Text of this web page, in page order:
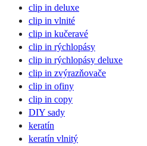
clip in deluxe
clip in vlnité
clip in kučeravé
clip in rýchlopásy
clip in rýchlopásy deluxe
clip in zvýrazňovače
clip in ofiny
clip in copy
DIY sady
keratín
keratín vlnitý